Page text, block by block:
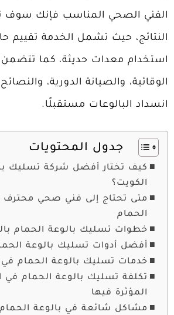
الفني الصحي المناسب فإنك
النتائج، حيث تشمل الخدمة تقييم
استخدام معدات حديثة، كما
الوقائية، والصيانة الدورية،
انسداد البالوعات مستقبلًا.
جدول المحتويات
كيف تختار أفضل شركة تسليك
الكويت؟
متى تحتاج إلى فني صحي محترف
الحمام
خطوات تسليك بالوعة الحمام
أفضل أدوات تسليك بالوعة
خدمات تسليك بالوعة الحمام في
تكلفة تسليك بالوعة الحمام في
المؤثرة فيها
مشاكل شائعة في بالوعة